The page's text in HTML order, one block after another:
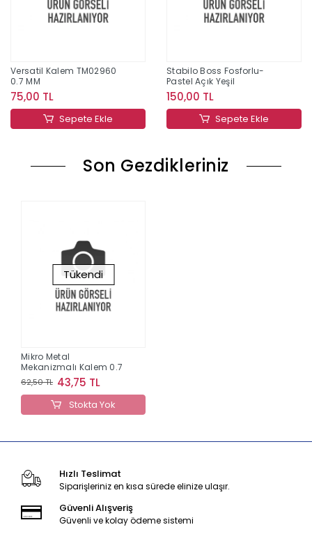
Versatil Kalem TM02960
0.7 MM
75,00 TL
Sepete Ekle
Stabilo Boss Fosforlu-
Pastel Açık Yeşil
150,00 TL
Sepete Ekle
Son Gezdikleriniz
Tükendi
Mikro Metal
Mekanizmalı Kalem 0.7
62,50 TL 43,75 TL
Stokta Yok
Hızlı Teslimat
Siparişleriniz en kısa sürede elinize ulaşır.
Güvenli Alışveriş
Güvenli ve kolay ödeme sistemi